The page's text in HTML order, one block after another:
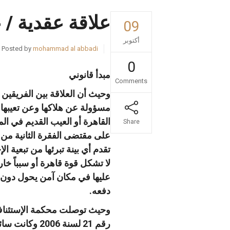
09
أكتوبر
0
Comments
Share
علاقة عقدية
Posted by mohammad al abbadi
مبدأ قانوني
وحيث أن العلاقة بين
القاهرة أو العيب القديم في
على مقتضى الفقرة الثانية
تقدم أي بينة تبرئها من
لا تشكل قوة قاهرة أو سبباً
عليها في مكان آمن يحول دون
دفعه.
رقم 21 لسنة 2006 وكانت سائغة ومتفقة وأحكام القانون فيكون قرارها موافقاً للقانون.
تواصل